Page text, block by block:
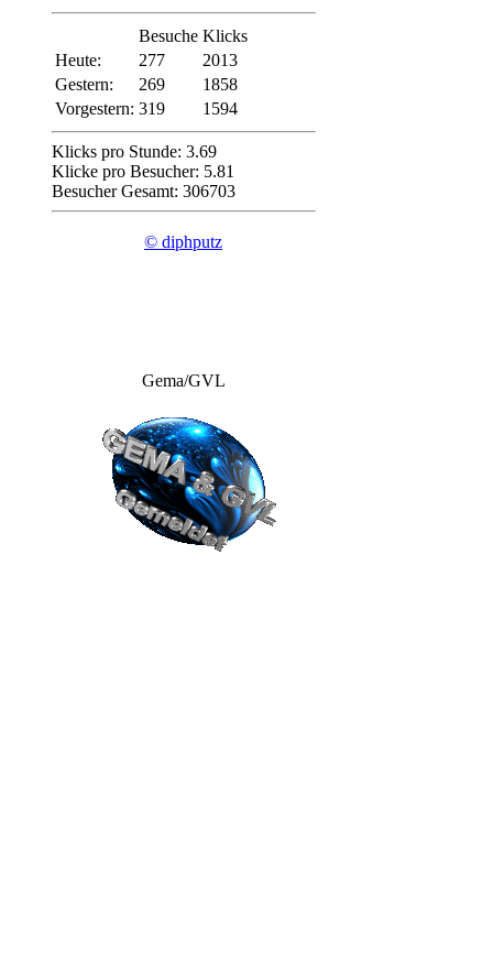
Besuche Klicks
Heute:
277
2013
Gestern:
269
1858
Vorgestern: 319 1594
Klicks pro Stunde: 3.69
Klicke pro Besucher: 5.81
Besucher Gesamt: 306703
© diphputz
Gema/GVL